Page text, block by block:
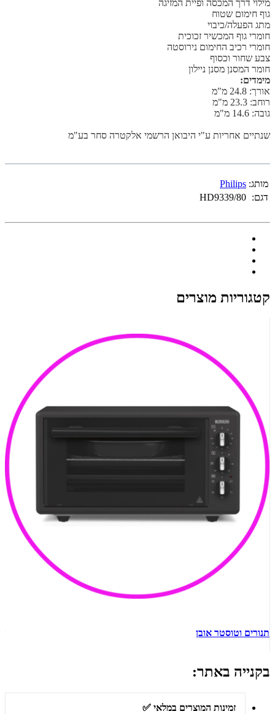
מילוי דרך המכסה ופיית המזיגה
גוף חימום שטוח
מתג הפעלה/כיבוי
חומרי גוף המכשיר זכוכית
חומרי רכיב החימום נירוסטה
צבע שחור וכסוף
חומר המסנן מסנן ניילון
מימדים:
אורך: 24.8 מ"מ
רוחב: 23.3 מ"מ
גובה: 14.6 מ"מ
שנתיים אחריות ע"י היבואן הרשמי אלקטרה סחר בע"מ
מותג: Philips
דגם: HD9339/80
קטגוריות מוצרים
תנורים וטוסטר אובן
בקנייה באתר:
זמינות המוצרים במלאי ✅